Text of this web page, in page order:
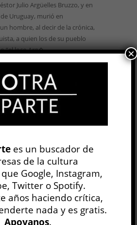
Julio Argüelles Bruzzo, y en
Uruguay, murió en
hombre, al decir de la crónica,
a quien los de su pueblo
“el loco Arg�...
otras cosas, su nombre a los
y tres hombres que, desde el
es un buscador de
de la cultura
Google, Instagram,
Twitter o Spotify.
años haciendo crítica,
nada y es gratis.
Apoyanos.
×